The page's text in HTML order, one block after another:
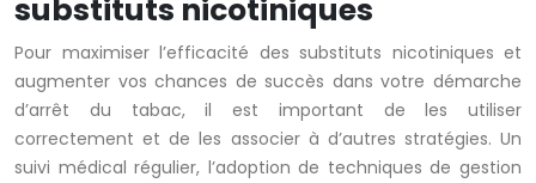
substituts nicotiniques
Pour maximiser l’efficacité des substituts nicotiniques et
augmenter vos chances de succès dans votre démarche
d’arrêt du tabac, il est important de les utiliser
correctement et de les associer à d’autres stratégies. Un
suivi médical régulier, l’adoption de techniques de gestion